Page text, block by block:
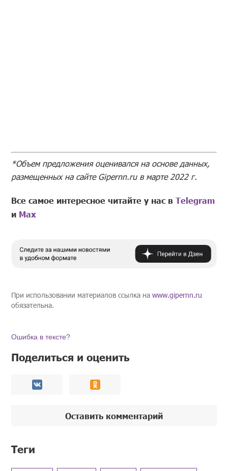
*Объем предложения оценивался на основе данных,
размещенных на сайте Gipernn.ru в марте 2022 г.
Все самое интересное читайте у нас вTelegram
и Mах
При использовании материалов ссылка наwww.gipernn.ru
обязательна.
Ошибка в тексте?
Поделиться и оценить
Оставить комментарий
Теги